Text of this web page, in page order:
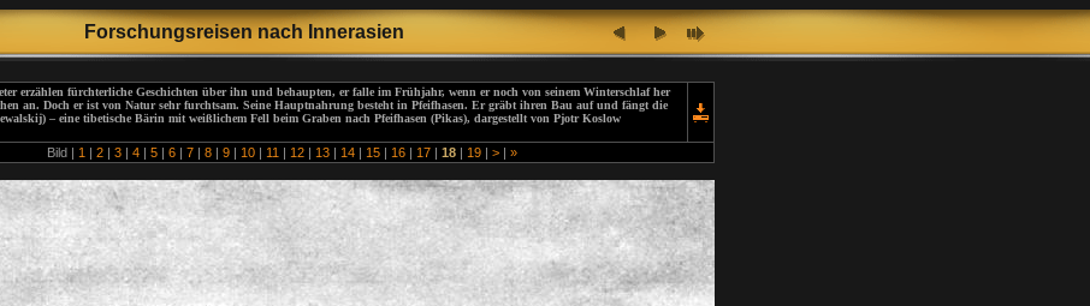
Forschungsreisennach Innerasien
erzählen fürchterliche Geschichten über ihn und behaupten, er falle im Frühjahr, wenn er noch von seinem Winterschlaf her
an. Doch er ist von Natur sehr furchtsam. Seine Hauptnahrung besteht in Pfeifhasen. Er gräbt ihren Bau auf und fängt die
– eine tibetische Bärin mit weißlichem Fell beim Graben nach Pfeifhasen (Pikas), dargestellt von Pjotr Koslow
Bild | 1 | 2 | 3 | 4 | 5 | 6 | 7 | 8 | 9 | 10 | 11 | 12 | 13 | 14 | 15 | 16 | 17 | 18 | 19 | > | »